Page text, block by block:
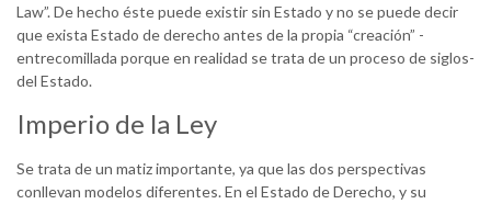
Law”. De hecho éste puede existir sin Estado y no se puede decir
que exista Estado de derecho antes de la propia “creación” -
entrecomillada porque en realidad se trata de un proceso de siglos-
del Estado.
Imperio de la Ley
Se trata de un matiz importante, ya que las dos perspectivas
conllevan modelos diferentes. En el Estado de Derecho, y su